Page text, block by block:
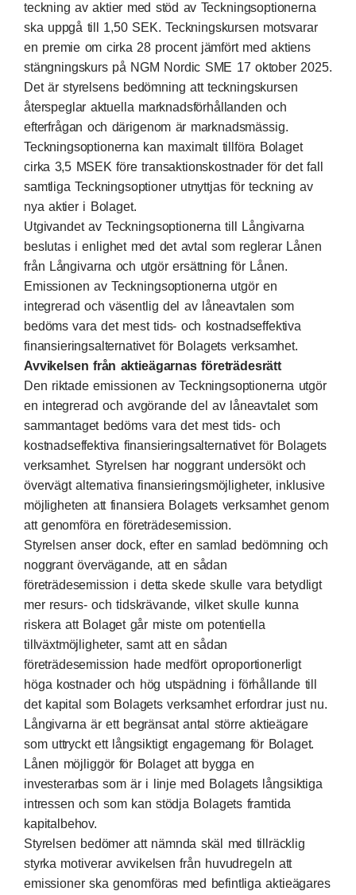
teckning av aktier med stöd av Teckningsoptionerna
ska uppgå till 1,50 SEK. Teckningskursen motsvarar
en premie om cirka 28 procent jämfört med aktiens
stängningskurs på NGM Nordic SME 17 oktober 2025.
Det är styrelsens bedömning att teckningskursen
återspeglar aktuella marknadsförhållanden och
efterfrågan och därigenom är marknadsmässig.
Teckningsoptionerna kan maximalt tillföra Bolaget
cirka 3,5 MSEK före transaktionskostnader för det fall
samtliga Teckningsoptioner utnyttjas för teckning av
nya aktier i Bolaget.
Utgivandet av Teckningsoptionerna till Långivarna
beslutas i enlighet med det avtal som reglerar Lånen
från Långivarna och utgör ersättning för Lånen.
Emissionen av Teckningsoptionerna utgör en
integrerad och väsentlig del av låneavtalen som
bedöms vara det mest tids- och kostnadseffektiva
finansieringsalternativet för Bolagets verksamhet.
Avvikelsen från aktieägarnas företrädesrätt
Den riktade emissionen av Teckningsoptionerna utgör
en integrerad och avgörande del av låneavtalet som
sammantaget bedöms vara det mest tids- och
kostnadseffektiva finansieringsalternativet för Bolagets
verksamhet. Styrelsen har noggrant undersökt och
övervägt alternativa finansieringsmöjligheter, inklusive
möjligheten att finansiera Bolagets verksamhet genom
att genomföra en företrädesemission.
Styrelsen anser dock, efter en samlad bedömning och
noggrant övervägande, att en sådan
företrädesemission i detta skede skulle vara betydligt
mer resurs- och tidskrävande, vilket skulle kunna
riskera att Bolaget går miste om potentiella
tillväxtmöjligheter, samt att en sådan
företrädesemission hade medfört oproportionerligt
höga kostnader och hög utspädning i förhållande till
det kapital som Bolagets verksamhet erfordrar just nu.
Långivarna är ett begränsat antal större aktieägare
som uttryckt ett långsiktigt engagemang för Bolaget.
Lånen möjliggör för Bolaget att bygga en
investerarbas som är i linje med Bolagets långsiktiga
intressen och som kan stödja Bolagets framtida
kapitalbehov.
Styrelsen bedömer att nämnda skäl med tillräcklig
styrka motiverar avvikelsen från huvudregeln att
emissioner ska genomföras med befintliga aktieägares